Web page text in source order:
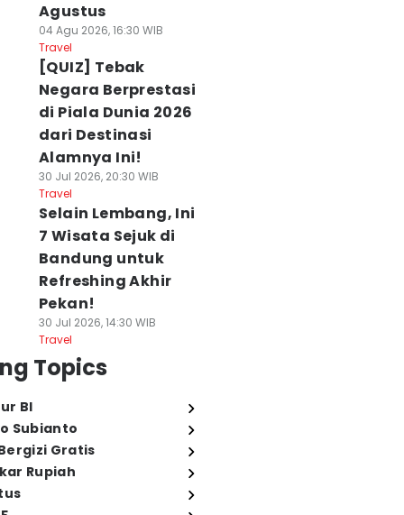
Agustus
04 Agu 2026, 16:30 WIB
Travel
[QUIZ] Tebak
Negara Berprestasi
di Piala Dunia 2026
dari Destinasi
Alamnya Ini!
30 Jul 2026, 20:30 WIB
Travel
Selain Lembang, Ini
7 Wisata Sejuk di
Bandung untuk
Refreshing Akhir
Pekan!
30 Jul 2026, 14:30 WIB
Travel
Topics
BI
Subianto
Gratis
Rupiah